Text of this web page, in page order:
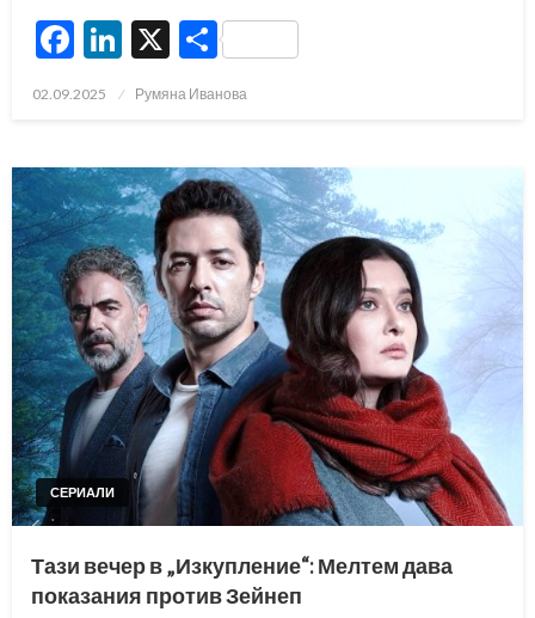
Facebook
LinkedIn
X Share
Posted
02.09.2025 Румяна Иванова
СЕРИАЛИ
Тази вечер в „Изкупление“: Мелтем дава
показания против Зейнеп